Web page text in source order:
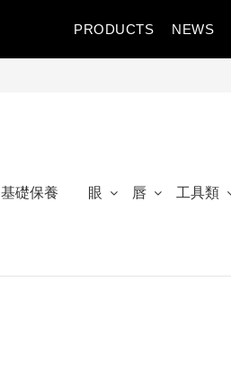
PRODUCTS NEWS
基礎保養 眼 唇 工具類